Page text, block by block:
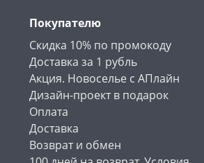
Покупателю
Скидка 10% по промокоду
Доставка за 1 рубль
Акция. Новоселье с АПлайн
Дизайн-проект в подарок
Оплата
Доставка
Возврат и обмен